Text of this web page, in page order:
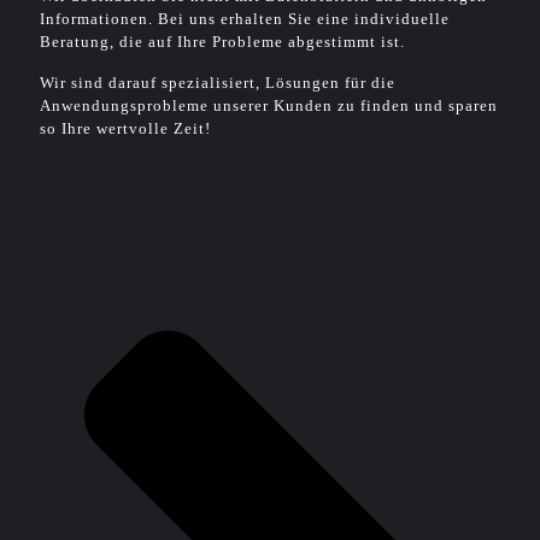
Informationen. Bei uns erhalten Sie eine individuelle
Beratung, die auf Ihre Probleme abgestimmt ist.
Wir sind darauf spezialisiert, Lösungen für die
Anwendungsprobleme unserer Kunden zu finden und sparen
so Ihre wertvolle Zeit!